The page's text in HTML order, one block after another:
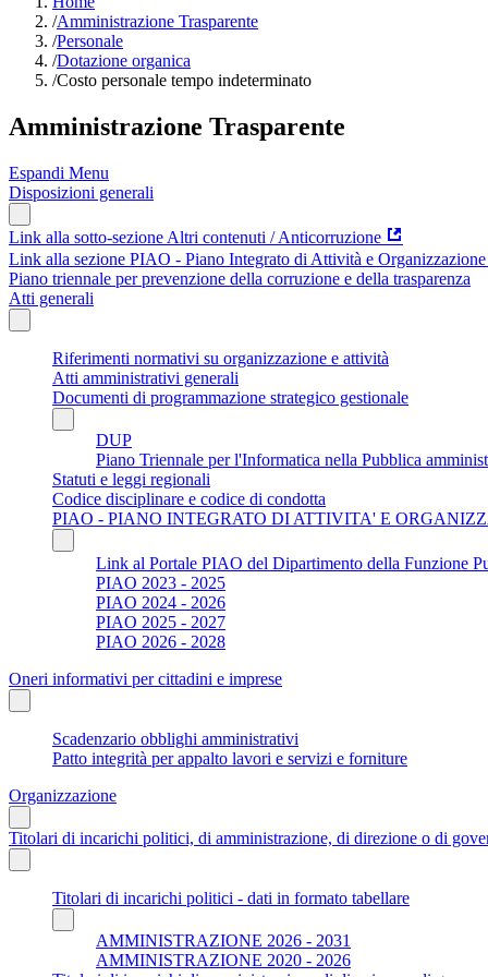
/Amministrazione Trasparente
/Personale
/Dotazione organica
/Costo personale tempo indeterminato
Amministrazione Trasparente
Espandi Menu
Disposizioni generali
Link alla sotto-sezione Altri contenuti / Anticorruzione
Link alla sezione PIAO - Piano Integrato di Attività e Organizzazione
Piano triennale per prevenzione della corruzione e della trasparenza
Atti generali
Riferimenti normativi su organizzazione e attività
Atti amministrativi generali
Documenti di programmazione strategico gestionale
DUP
Piano Triennale per l'Informatica nella Pubblica
Statuti e leggi regionali
Codice disciplinare e codice di condotta
PIAO - PIANO INTEGRATO DI ATTIVITA' E
Link al Portale PIAO del Dipartimento della Funzione
PIAO 2023 - 2025
PIAO 2024 - 2026
PIAO 2025 - 2027
PIAO 2026 - 2028
Oneri informativi per cittadini e imprese
Scadenzario obblighi amministrativi
Patto integrità per appalto lavori e servizi e forniture
Organizzazione
Titolari di incarichi politici, di amministrazione, di direzione o di
Titolari di incarichi politici - dati in formato tabellare
AMMINISTRAZIONE 2026 - 2031
AMMINISTRAZIONE 2020 - 2026